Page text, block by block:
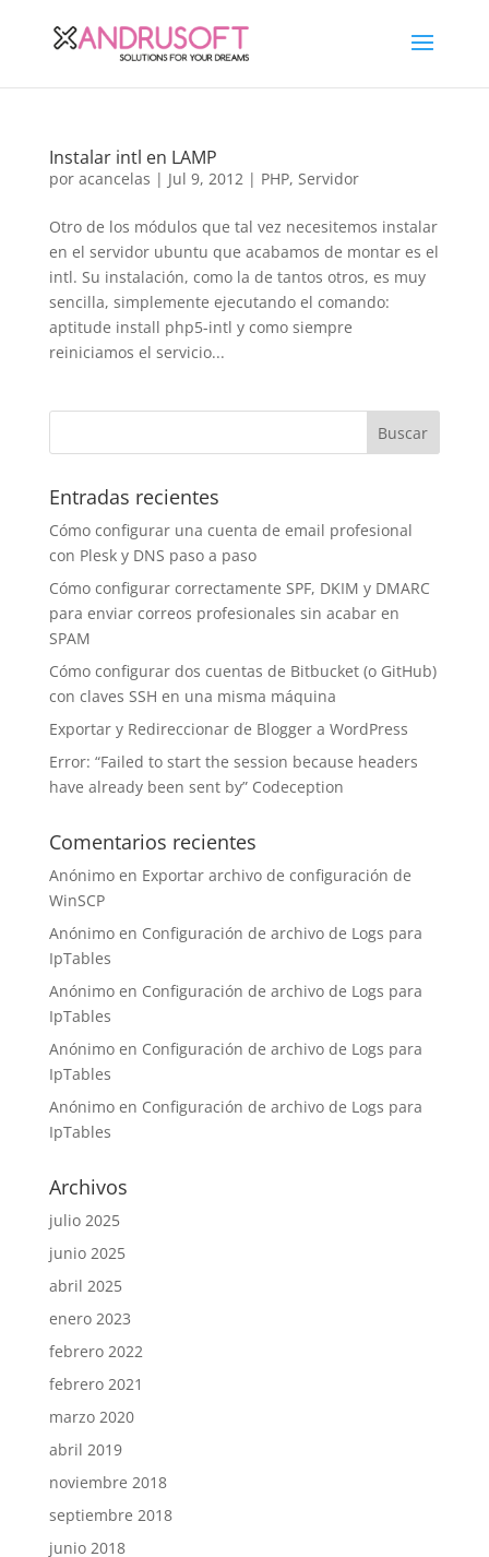
Instalar intl en LAMP
por acancelas | Jul 9, 2012| PHP, Servidor
Otro de los módulos que tal vez necesitemos instalar
en el servidor ubuntu que acabamos de montar es el
intl. Su instalación, como la de tantos otros, es muy
sencilla, simplemente ejecutando el comando:
aptitude install php5-intl y como siempre
reiniciamos el servicio...
Entradas recientes
Cómo configurar una cuenta de email profesional
con Plesk y DNS paso a paso
Cómo configurar correctamente SPF, DKIM y DMARC
para enviar correos profesionales sin acabar en
SPAM
Cómo configurar dos cuentas de Bitbucket (o GitHub)
con claves SSH en una misma máquina
Exportar y Redireccionar de Blogger a WordPress
Error: “Failed to start the session because headers
have already been sent by” Codeception
Comentarios recientes
Anónimoen Exportar archivo de configuración de
WinSCP
Anónimoen Configuración de archivo de Logs para
IpTables
Anónimoen Configuración de archivo de Logs para
IpTables
Anónimoen Configuración de archivo de Logs para
IpTables
Anónimoen Configuración de archivo de Logs para
IpTables
Archivos
julio 2025
junio 2025
abril 2025
enero 2023
febrero 2022
febrero 2021
marzo 2020
abril 2019
noviembre 2018
septiembre 2018
junio 2018